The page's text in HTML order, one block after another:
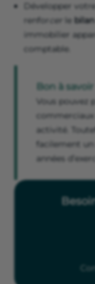
Développer
renfor
cer le
immobilier
comptable.
Bon à savoir
Vous pouvez
activité.
facilement
années